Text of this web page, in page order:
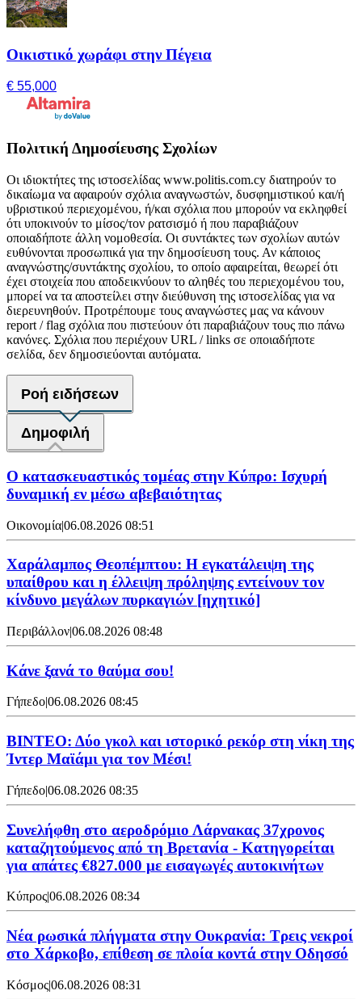
Οικιστικό χωράφι στην Πέγεια
€ 55,000
Πολιτική Δημοσίευσης Σχολίων
Οι ιδιοκτήτες της ιστοσελίδας www.politis.com.cy διατηρούν το
δικαίωμα να αφαιρούν σχόλια αναγνωστών, δυσφημιστικού και/ή
υβριστικού περιεχομένου, ή/και σχόλια που μπορούν να εκληφθεί
ότι υποκινούν το μίσος/τον ρατσισμό ή που παραβιάζουν
οποιαδήποτε άλλη νομοθεσία. Οι συντάκτες των σχολίων αυτών
ευθύνονται προσωπικά για την δημοσίευση τους. Αν κάποιος
αναγνώστης/συντάκτης σχολίου, το οποίο αφαιρείται, θεωρεί ότι
έχει στοιχεία που αποδεικνύουν το αληθές του περιεχομένου του,
μπορεί να τα αποστείλει στην διεύθυνση της ιστοσελίδας για να
διερευνηθούν. Προτρέπουμε τους αναγνώστες μας να κάνουν
report / flag σχόλια που πιστεύουν ότι παραβιάζουν τους πιο πάνω
κανόνες. Σχόλια που περιέχουν URL / links σε οποιαδήποτε
σελίδα, δεν δημοσιεύονται αυτόματα.
Ροή ειδήσεων
Δημοφιλή
Ο κατασκευαστικός τομέας στην Κύπρο: Ισχυρή
δυναμική εν μέσω αβεβαιότητας
Οικονομία|06.08.2026 08:51
Χαράλαμπος Θεοπέμπτου: Η εγκατάλειψη της
υπαίθρου και η έλλειψη πρόληψης εντείνουν τον
κίνδυνο μεγάλων πυρκαγιών [ηχητικό]
Περιβάλλον|06.08.2026 08:48
Κάνε ξανά το θαύμα σου!
Γήπεδο|06.08.2026 08:45
ΒΙΝΤΕΟ: Δύο γκολ και ιστορικό ρεκόρ στη νίκη της
Ίντερ Μαϊάμι για τον Μέσι!
Γήπεδο|06.08.2026 08:35
Συνελήφθη στο αεροδρόμιο Λάρνακας 37χρονος
καταζητούμενος από τη Βρετανία - Κατηγορείται
για απάτες €827.000 με εισαγωγές αυτοκινήτων
Κύπρος|06.08.2026 08:34
Νέα ρωσικά πλήγματα στην Ουκρανία: Τρεις νεκροί
στο Χάρκοβο, επίθεση σε πλοία κοντά στην Οδησσό
Κόσμος|06.08.2026 08:31